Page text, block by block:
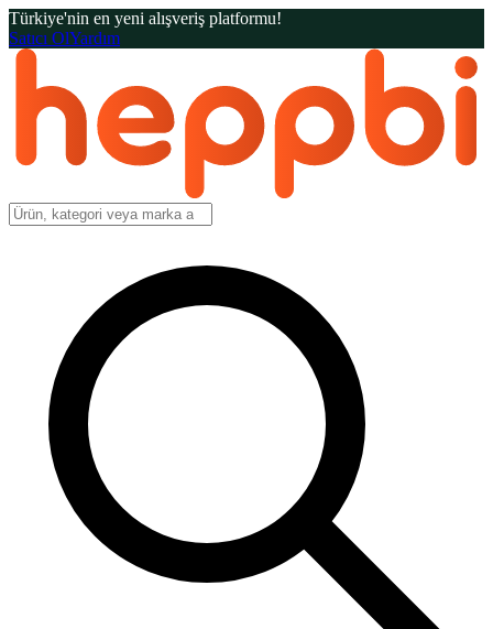
Türkiye'nin en yeni alışveriş platformu!
Satıcı OlYardım